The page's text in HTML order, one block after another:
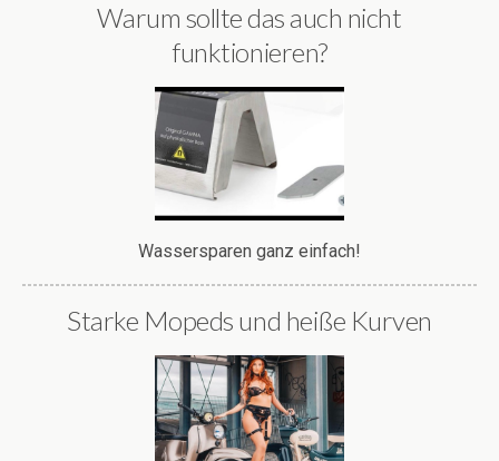
Warum sollte das auch nicht
funktionieren?
Wassersparen ganz einfach!
Starke Mopeds und heiße Kurven